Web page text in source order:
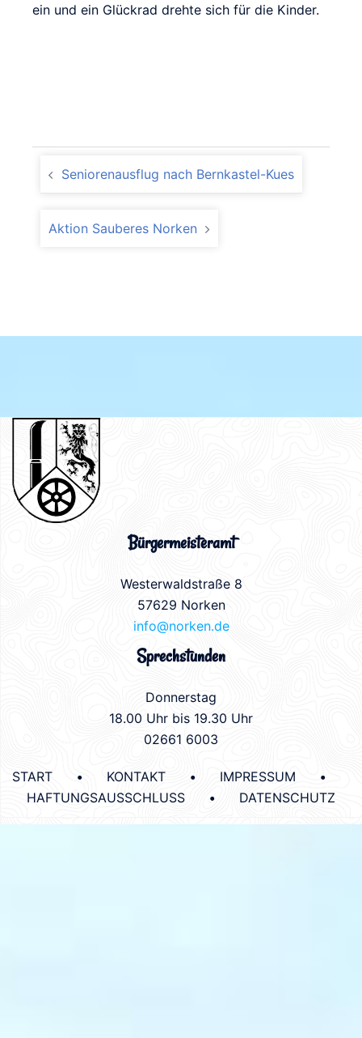
ein und ein Glückrad drehte sich für die Kinder.
Seniorenausflug nach Bernkastel-Kues
Aktion Sauberes Norken
Bürgermeisteramt
Westerwaldstraße 8
57629 Norken
info@norken.de
Sprechstunden
Donnerstag
18.00 Uhr bis 19.30 Uhr
02661 6003
START • KONTAKT • IMPRESSUM
•
HAFTUNGSAUSSCHLUSS
• DATENSCHUTZ